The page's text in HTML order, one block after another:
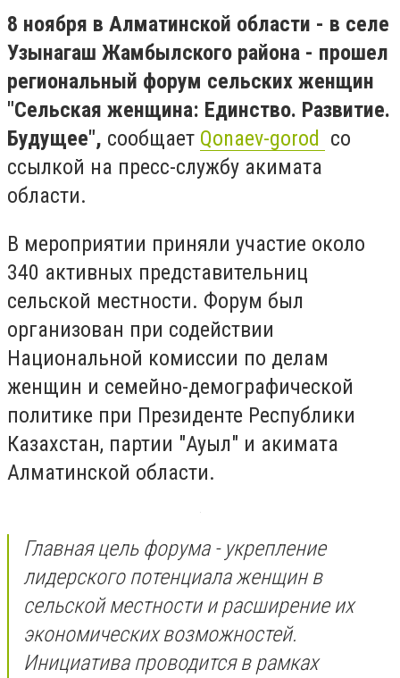
8 ноября в Алматинской области - в селе
Узынагаш Жамбылского района - прошел
региональный форум сельских женщин
"Сельская женщина: Единство. Развитие.
Будущее", сообщает Qonaev-gorod со
ссылкой на пресс-службу акимата
области.
В мероприятии приняли участие около
340 активных представительниц
сельской местности. Форум был
организован при содействии
Национальной комиссии по делам
женщин и семейно-демографической
политике при Президенте Республики
Казахстан, партии "Ауыл" и акимата
Алматинской области.
Главная цель форума - укрепление
лидерского потенциала женщин в
сельской местности и расширение их
экономических возможностей.
Инициатива проводится в рамках